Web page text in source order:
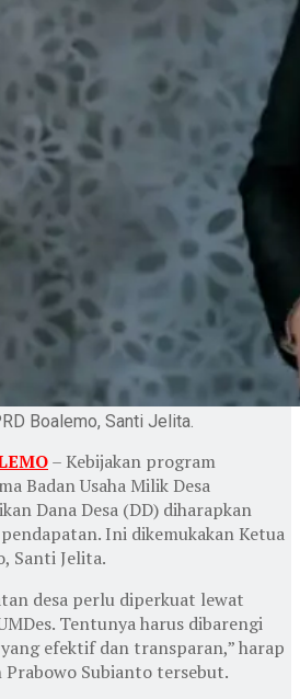
Boalemo, Santi Jelita.
– Kebijakan program
Badan Usaha Milik Desa
Dana Desa (DD) diharapkan
Ini dikemukakan Ketua
Santi Jelita.
desa perlu diperkuat lewat
Tentunya harus dibarengi
efektif dan transparan,” harap
Subianto tersebut.